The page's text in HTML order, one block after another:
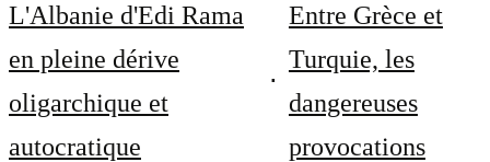
L'Albanie d'Edi Rama
en pleine dérive
oligarchique et
autocratique
Entre Grèce et
Turquie, les
dangereuses
provocations